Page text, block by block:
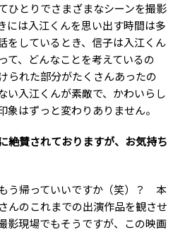
ひとりでさまざまなシーンを撮影
には入江くんを思い出す時間は多
をしているとき、信子は入江くん
て、どんなことを考えているの
られた部分がたくさんあったの
い入江くんが素敵で、かわいらし
象はずっと変わりありません。
絶賛されておりますが、お気持ち
う帰っていいですか（笑）？ 本
んのこれまでの出演作品を観させ
影現場でもそうですが、この映画